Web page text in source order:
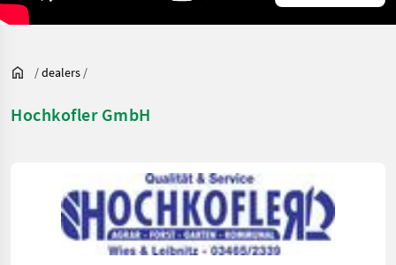
/dealers /
Hochkofler GmbH